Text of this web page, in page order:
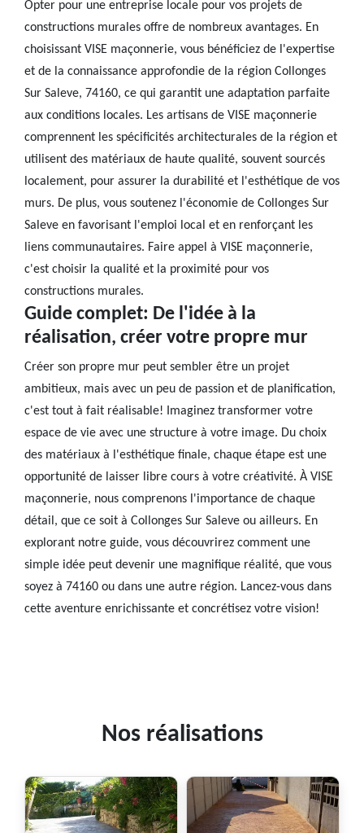
Opter pour une entreprise locale pour vos projets de
constructions murales offre de nombreux avantages. En
choisissant VISE maçonnerie, vous bénéficiez de l'expertise
et de la connaissance approfondie de la région Collonges
Sur Saleve, 74160, ce qui garantit une adaptation parfaite
aux conditions locales. Les artisans de VISE maçonnerie
comprennent les spécificités architecturales de la région et
utilisent des matériaux de haute qualité, souvent sourcés
localement, pour assurer la durabilité et l'esthétique de vos
murs. De plus, vous soutenez l'économie de Collonges Sur
Saleve en favorisant l'emploi local et en renforçant les
liens communautaires. Faire appel à VISE maçonnerie,
c'est choisir la qualité et la proximité pour vos
constructions murales.
Guide complet: De l'idée à la
réalisation, créer votre propre mur
Créer son propre mur peut sembler être un projet
ambitieux, mais avec un peu de passion et de planification,
c'est tout à fait réalisable! Imaginez transformer votre
espace de vie avec une structure à votre image. Du choix
des matériaux à l'esthétique finale, chaque étape est une
opportunité de laisser libre cours à votre créativité. À VISE
maçonnerie, nous comprenons l'importance de chaque
détail, que ce soit à Collonges Sur Saleve ou ailleurs. En
explorant notre guide, vous découvrirez comment une
simple idée peut devenir une magnifique réalité, que vous
soyez à 74160 ou dans une autre région. Lancez-vous dans
cette aventure enrichissante et concrétisez votre vision!
Nos réalisations